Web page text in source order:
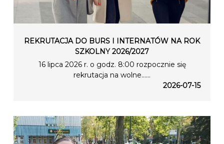
REKRUTACJA DO BURS I INTERNATÓW NA ROK
SZKOLNY 2026/2027
16 lipca 2026 r. o godz. 8:00 rozpocznie się
rekrutacja na wolne…...
2026-07-15